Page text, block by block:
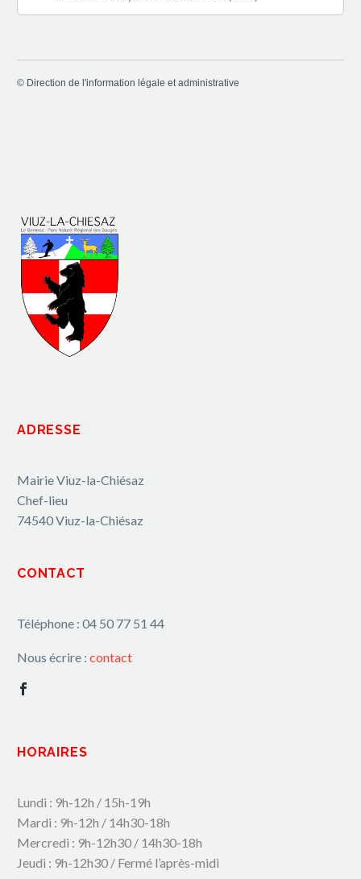
© Direction de l'information légale et administrative
ADRESSE
Mairie Viuz-la-Chiésaz
Chef-lieu
74540 Viuz-la-Chiésaz
CONTACT
Téléphone : 04 50 77 51 44
Nous écrire : contact
HORAIRES
Lundi : 9h-12h / 15h-19h
Mardi : 9h-12h / 14h30-18h
Mercredi : 9h-12h30 / 14h30-18h
Jeudi : 9h-12h30 / Fermé l’après-midi